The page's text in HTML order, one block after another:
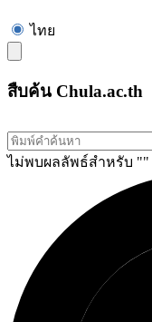
ไทย
สืบค้น Chula.ac.th
ไม่พบผลลัพธ์สำหรับ ""